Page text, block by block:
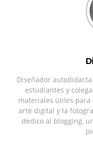
Diseñador
estudiantes y
materiales útiles
arte digital y la
dedico al blogging,